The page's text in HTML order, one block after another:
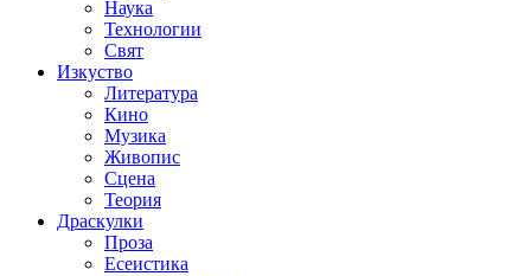
Наука
Технологии
Свят
Изкуство
Литература
Кино
Музика
Живопис
Сцена
Теория
Драскулки
Проза
Есеистика